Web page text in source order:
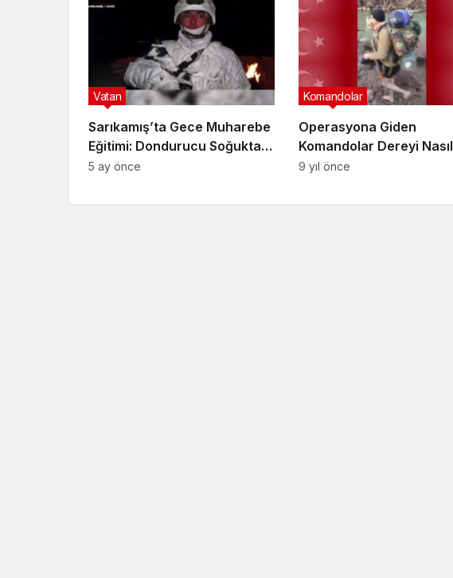
Sarıkamış’ta Gece Muharebe
Eğitimi: Dondurucu Soğukta
Dimdik!
Vatan
5 ay önce
Operasyona Giden
Komandolar Dereyi Nasıl
Aşıyor?
Komandolar
9 yıl önce